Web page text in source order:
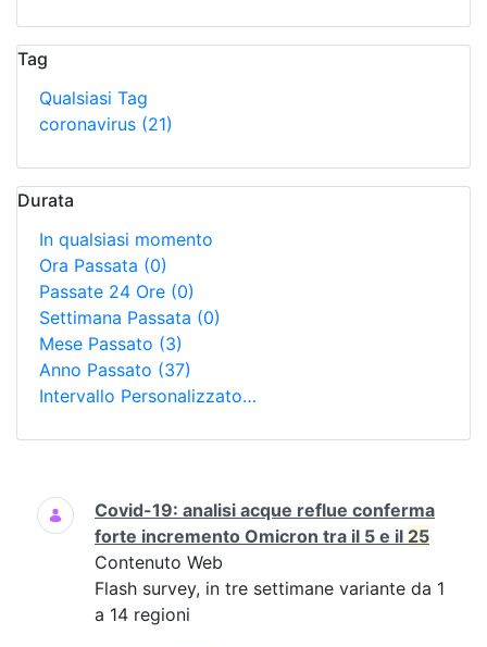
Tag
Qualsiasi Tag
coronavirus (21)
Durata
In qualsiasi momento
Ora Passata (0)
Passate 24 Ore (0)
Settimana Passata (0)
Mese Passato (3)
Anno Passato (37)
Intervallo Personalizzato…
Ricerca
Covid-19: analisi acque reflue conferma
forte incremento Omicron tra il 5 e il 25
Contenuto Web
Flash survey, in tre settimane variante da 1
a 14 regioni